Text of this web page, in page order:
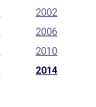
2002
2006
2010
2014